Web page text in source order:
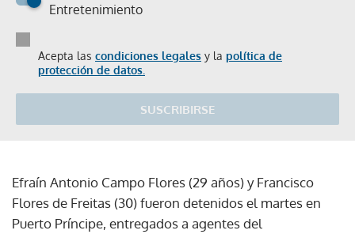
Entretenimiento
Acepta las condiciones legales y la política de
protección de datos.
SUSCRIBIRSE
Efraín Antonio Campo Flores (29 años) y Francisco
Flores de Freitas (30) fueron detenidos el martes en
Puerto Príncipe, entregados a agentes del